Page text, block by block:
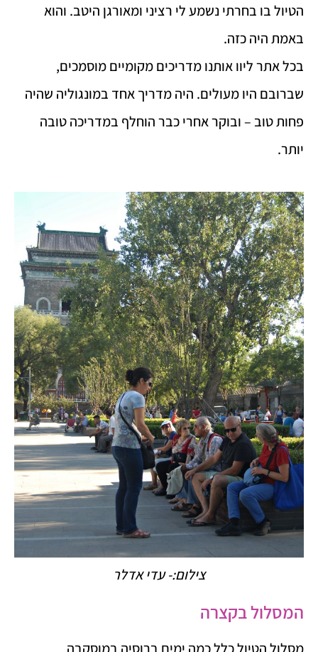
הטיול בו בחרתי נשמע לי רציני ומאורגן היטב. והוא
באמת היה כזה.
בכל אתר ליוו אותנו מדריכים מקומיים מוסמכים,
שברובם היו מעולים. היה מדריך אחד במונגוליה שהיה
פחות טוב – ובוקר אחרי כבר הוחלף במדריכה טובה
יותר.
צילום:- עדי אדלר
המסלול בקצרה
מסלול הטיול כלל כמה ימים ברוסיה במוסקבה